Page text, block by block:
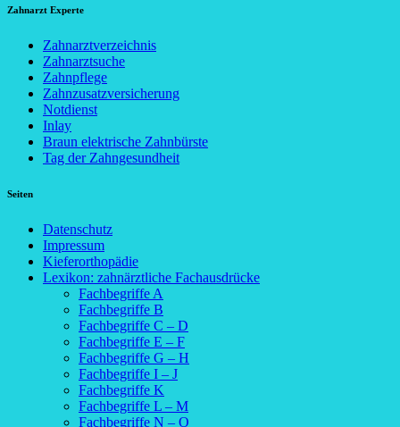
Zahnarzt Experte
Zahnarztverzeichnis
Zahnarztsuche
Zahnpflege
Zahnzusatzversicherung
Notdienst
Inlay
Braun elektrische Zahnbürste
Tag der Zahngesundheit
Seiten
Datenschutz
Impressum
Kieferorthopädie
Lexikon: zahnärztliche Fachausdrücke
Fachbegriffe A
Fachbegriffe B
Fachbegriffe C – D
Fachbegriffe E – F
Fachbegriffe G – H
Fachbegriffe I – J
Fachbegriffe K
Fachbegriffe L – M
Fachbegriffe N – O